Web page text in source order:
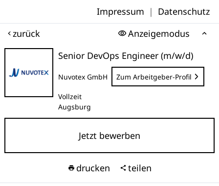
Impressum | Datenschutz
zurück
Anzeigemodus
Senior DevOps Engineer (m/w/d)
Nuvotex GmbH Zum Arbeitgeber-Profil
Vollzeit
Augsburg
Jetzt bewerben
drucken teilen